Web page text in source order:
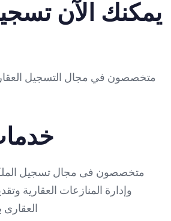
يمكنك الآن
متخصصون في مجال التسجيل
متخصصون فى مجال تسجيل
وإدارة المنازعات العقارية